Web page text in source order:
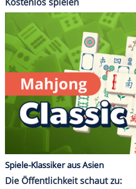
Spiele-Klassiker aus Asien
Die Öffentlichkeit schaut zu: